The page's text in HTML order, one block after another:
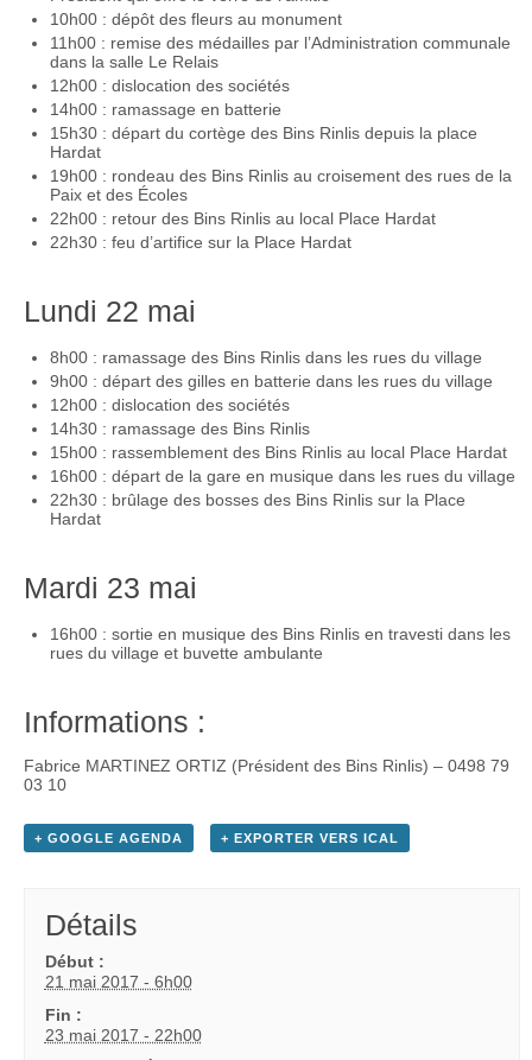
10h00 : dépôt des fleurs au monument
11h00 : remise des médailles par l’Administration communale
dans la salle Le Relais
12h00 : dislocation des sociétés
14h00 : ramassage en batterie
15h30 : départ du cortège des Bins Rinlis depuis la place
Hardat
19h00 : rondeau des Bins Rinlis au croisement des rues de la
Paix et des Écoles
22h00 : retour des Bins Rinlis au local Place Hardat
22h30 : feu d’artifice sur la Place Hardat
Lundi 22 mai
8h00 : ramassage des Bins Rinlis dans les rues du village
9h00 : départ des gilles en batterie dans les rues du village
12h00 : dislocation des sociétés
14h30 : ramassage des Bins Rinlis
15h00 : rassemblement des Bins Rinlis au local Place Hardat
16h00 : départ de la gare en musique dans les rues du village
22h30 : brûlage des bosses des Bins Rinlis sur la Place
Hardat
Mardi 23 mai
16h00 : sortie en musique des Bins Rinlis en travesti dans les
rues du village et buvette ambulante
Informations :
Fabrice MARTINEZ ORTIZ (Président des Bins Rinlis) – 0498 79
03 10
+ GOOGLE AGENDA + EXPORTER VERS ICAL
Détails
Début :
21 mai 2017 - 6h00
Fin :
23 mai 2017 - 22h00